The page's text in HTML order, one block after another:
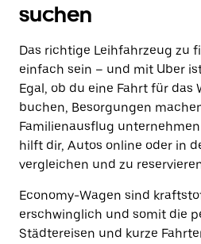
suchen
Das richtige Leihfahrzeug zu
einfach sein – und mit Uber
Egal, ob du eine Fahrt für das
buchen, Besorgungen
Familienausflug
hilft dir, Autos online oder in
vergleichen und zu
Economy-Wagen sind
erschwinglich und somit die
Städtereisen und kurze